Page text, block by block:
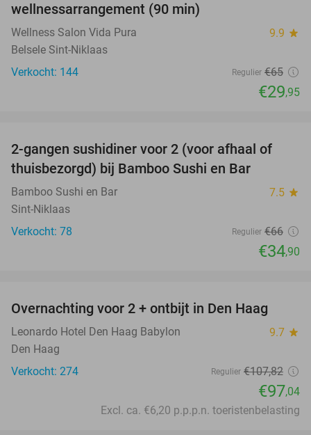
wellnessarrangement (90 min)
Wellness Salon Vida Pura 9.9 star
Belsele Sint-Niklaas
Verkocht: 144
Regulier €65
€29,95
47%
2-gangen sushidiner voor 2 (voor afhaal of
thuisbezorgd) bij Bamboo Sushi en Bar
Bamboo Sushi en Bar 7.5 star
Sint-Niklaas
Verkocht: 78
Regulier €66
€34,90
Overnachting voor 2 + ontbijt in Den Haag
Leonardo Hotel Den Haag Babylon 9.7 star
Den Haag
Verkocht: 274
Regulier €107,82
€97,04
Excl. ca. €6,20 p.p.p.n. toeristenbelasting